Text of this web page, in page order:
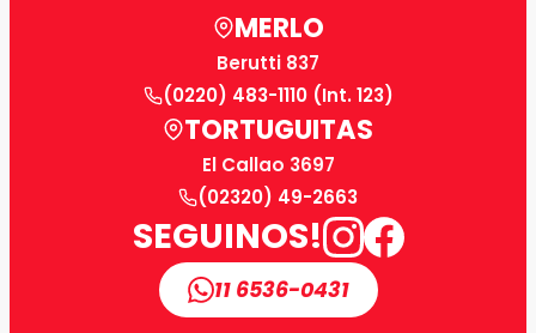
MERLO
Berutti 837
(0220) 483-1110 (Int. 123)
TORTUGUITAS
El Callao 3697
(02320) 49-2663
SEGUINOS!
11 6536-0431